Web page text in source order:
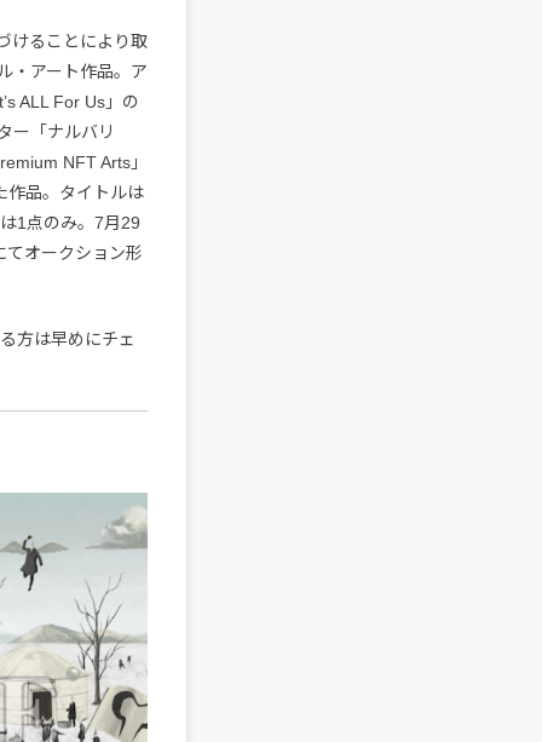
けることにより取
・アート作品。ア
ALL For Us」の
ー「ナルバリ
NFT Arts」
作品。タイトルは
1点のみ。7月29
てオークション形
方は早めにチェ